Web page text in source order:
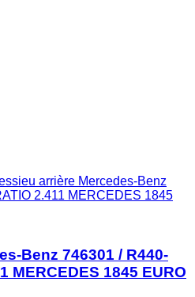
arrière Mercedes-Benz
2.411 MERCEDES 1845
Benz 746301 / R440-
MERCEDES 1845 EURO